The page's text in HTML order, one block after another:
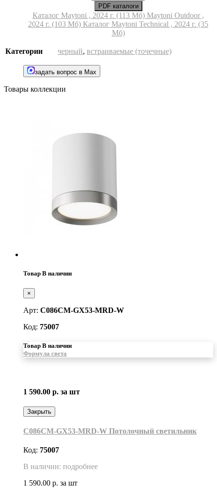
PDF каталоги
Каталог Maytoni , 2024 г. (113 Мб) Maytoni Outdoor ,
2024 г. (103 Мб) Каталог Maytoni Technical , 2024 г. (35
Мб)
Категории черный, встраиваемые (точечные)
задать вопрос в Max
Товары коллекции
Товар В наличии
×
Арт: C086CM-GX53-MRD-W
Код: 75007
Товар В наличии
Формула света
1 590.00 р. за шт
Закрыть
C086CM-GX53-MRD-W Потолочный светильник
Код: 75007
В наличии: подробнее
1 590.00 р. за шт